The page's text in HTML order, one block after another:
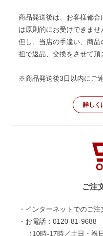
商品発送後は、お客様都
は原則的にお受けできませ
但し、当店の手違い、商
担で返品、交換をさせて頂
※商品発送後3日以内にご
詳しく
ご注
・インターネットでのご注
・お電話：0120-81-9688
（10時-17時／土日・祝